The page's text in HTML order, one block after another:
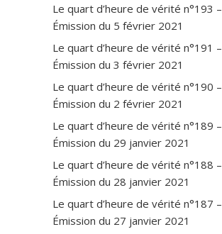
Le quart d’heure de vérité n°193 –
Émission du 5 février 2021
Le quart d’heure de vérité n°191 –
Émission du 3 février 2021
Le quart d’heure de vérité n°190 –
Émission du 2 février 2021
Le quart d’heure de vérité n°189 –
Émission du 29 janvier 2021
Le quart d’heure de vérité n°188 –
Émission du 28 janvier 2021
Le quart d’heure de vérité n°187 –
Émission du 27 janvier 2021